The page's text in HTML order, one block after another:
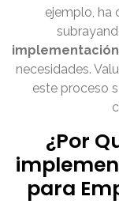
ejemplo, ha
necesidades.
este proceso
¿Por
para